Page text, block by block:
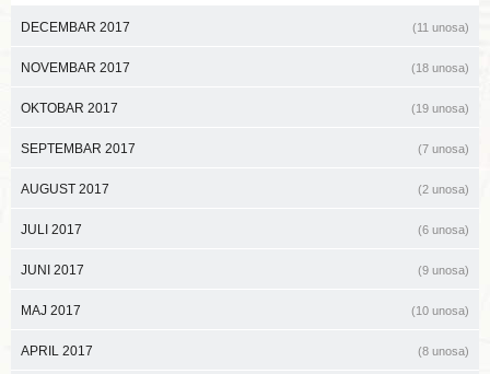
DECEMBAR 2017 (11 unosa)
NOVEMBAR 2017 (18 unosa)
OKTOBAR 2017 (19 unosa)
SEPTEMBAR 2017 (7 unosa)
AUGUST 2017 (2 unosa)
JULI 2017 (6 unosa)
JUNI 2017 (9 unosa)
MAJ 2017 (10 unosa)
APRIL 2017 (8 unosa)